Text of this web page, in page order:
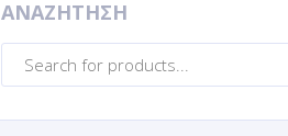
ΑΝΑΖΗΤΗΣΗ
search